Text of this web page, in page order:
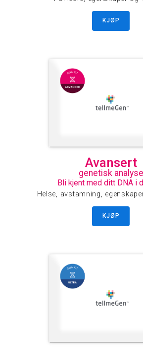
KJØP
Avansert
genetisk analyse
Bli kjent med ditt DNA i
Helse, avstamning,
KJØP